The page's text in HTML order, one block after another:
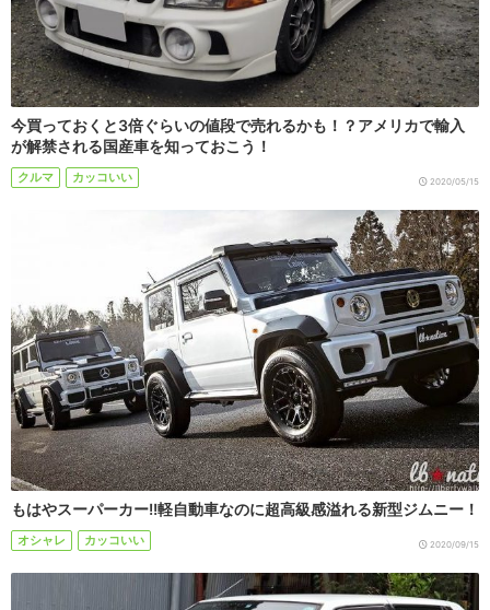
今買っておくと3倍ぐらいの値段で売れるかも！？アメリカで輸入
が解禁される国産車を知っておこう！
クルマ カッコいい 2020/05/15
もはやスーパーカー!!軽自動車なのに超高級感溢れる新型ジムニー！
オシャレ カッコいい 2020/09/15